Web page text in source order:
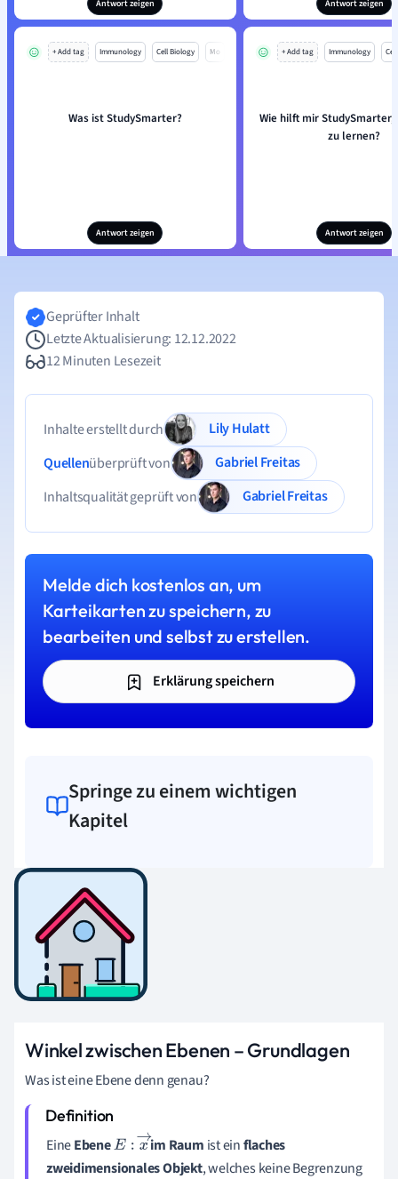
Antwort zeigen Antwort zeigen
+ Add tag Immunology Cell Biology Mo
Was ist StudySmarter?
Antwort zeigen
+ Add tag Immunology
Wie hilft mir
zu lernen?
Antwort zeigen
Geprüfter Inhalt
Letzte Aktualisierung: 12.12.2022
12 Minuten Lesezeit
Inhalte erstellt durch
Lily Hulatt
Quellenüberprüft von
Gabriel Freitas
Inhaltsqualität geprüft von
Gabriel Freitas
Melde dich kostenlos an, um
Karteikarten zu speichern, zu
bearbeiten und selbst zu erstellen.
Erklärung speichern
Springe zu einem wichtigen
Kapitel
Winkel zwischen Ebenen – Grundlagen
Was ist eine Ebene denn genau?
EineEbeneE:x→ im Raum ist einflaches
zweidimensionales Objekt, welches keine Begrenzung